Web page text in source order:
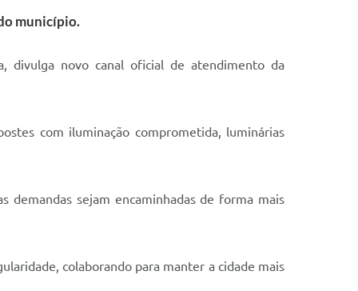
município.
divulga novo canal oficial de atendimento da
com iluminação comprometida, luminárias
sejam encaminhadas de forma mais
colaborando para manter a cidade mais